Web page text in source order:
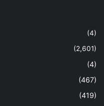
(4)
(2,601)
(4)
(467)
(419)